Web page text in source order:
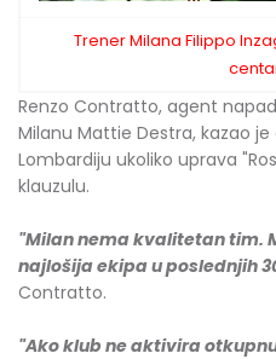
Trener Milana Filippo
Renzo Contratto, agent
Milanu Mattie Destra, kazao
Lombardiju ukoliko uprava
klauzulu.
"Milan nema kvalitetan tim.
najlošija ekipa u poslednjih
Contratto.
"Ako klub ne aktivira